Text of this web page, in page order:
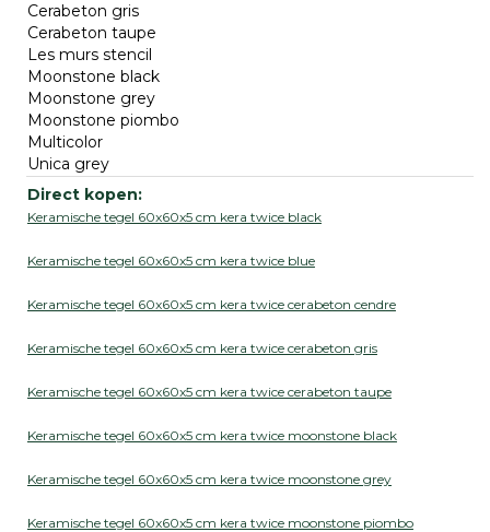
Cerabeton gris
Cerabeton taupe
Les murs stencil
Moonstone black
Moonstone grey
Moonstone piombo
Multicolor
Unica grey
Keramische tegel 60x60x5 cm kera twice black
Keramische tegel 60x60x5 cm kera twice blue
Keramische tegel 60x60x5 cm kera twice cerabeton cendre
Keramische tegel 60x60x5 cm kera twice cerabeton gris
Keramische tegel 60x60x5 cm kera twice cerabeton taupe
Keramische tegel 60x60x5 cm kera twice moonstone black
Keramische tegel 60x60x5 cm kera twice moonstone grey
Keramische tegel 60x60x5 cm kera twice moonstone piombo